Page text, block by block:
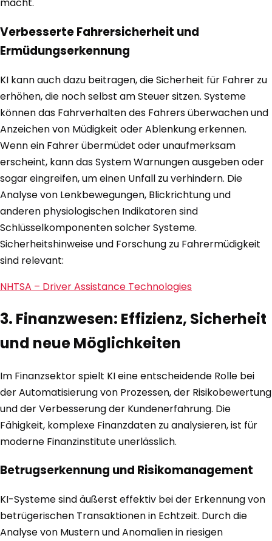
macht.
Verbesserte Fahrersicherheit und
Ermüdungserkennung
KI kann auch dazu beitragen, die Sicherheit für Fahrer zu
erhöhen, die noch selbst am Steuer sitzen. Systeme
können das Fahrverhalten des Fahrers überwachen und
Anzeichen von Müdigkeit oder Ablenkung erkennen.
Wenn ein Fahrer übermüdet oder unaufmerksam
erscheint, kann das System Warnungen ausgeben oder
sogar eingreifen, um einen Unfall zu verhindern. Die
Analyse von Lenkbewegungen, Blickrichtung und
anderen physiologischen Indikatoren sind
Schlüsselkomponenten solcher Systeme.
Sicherheitshinweise und Forschung zu Fahrermüdigkeit
sind relevant:
NHTSA – Driver Assistance Technologies
3. Finanzwesen: Effizienz, Sicherheit
und neue Möglichkeiten
Im Finanzsektor spielt KI eine entscheidende Rolle bei
der Automatisierung von Prozessen, der Risikobewertung
und der Verbesserung der Kundenerfahrung. Die
Fähigkeit, komplexe Finanzdaten zu analysieren, ist für
moderne Finanzinstitute unerlässlich.
Betrugserkennung und Risikomanagement
KI-Systeme sind äußerst effektiv bei der Erkennung von
betrügerischen Transaktionen in Echtzeit. Durch die
Analyse von Mustern und Anomalien in riesigen